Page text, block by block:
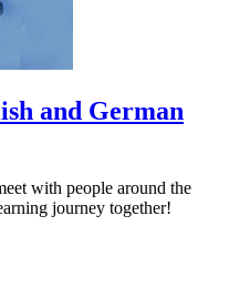
and German
with people around the
journey together!